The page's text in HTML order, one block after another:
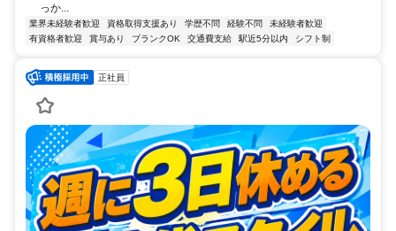
っか...
業界未経験者歓迎 資格取得支援あり 学歴不問 経験不問
未経験者歓迎
有資格者歓迎
賞与あり ブランクOK 交通費支給 駅近5分以内 シフト制
正社員